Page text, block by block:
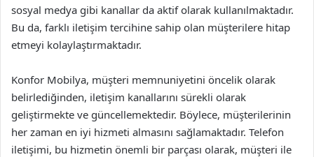
sosyal medya gibi kanallar da aktif olarak kullanılmaktadır.
Bu da, farklı iletişim tercihine sahip olan müşterilere hitap
etmeyi kolaylaştırmaktadır.
Konfor Mobilya, müşteri memnuniyetini öncelik olarak
belirlediğinden, iletişim kanallarını sürekli olarak
geliştirmekte ve güncellemektedir. Böylece, müşterilerinin
her zaman en iyi hizmeti almasını sağlamaktadır. Telefon
iletişimi, bu hizmetin önemli bir parçası olarak, müşteri ile